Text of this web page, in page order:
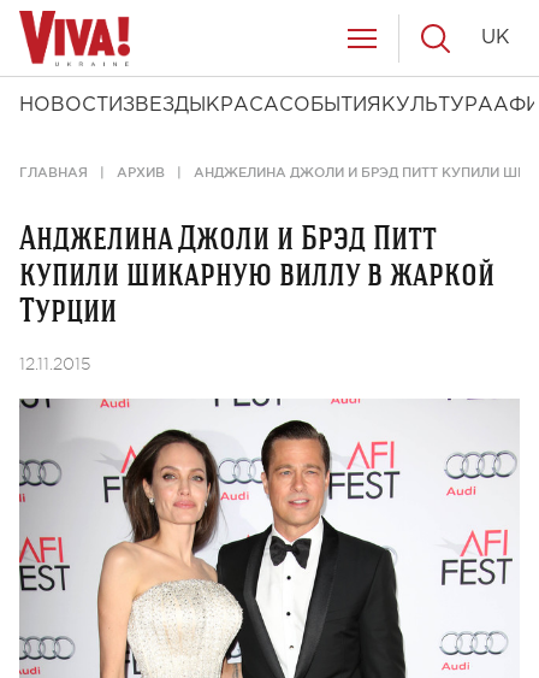
НОВОСТИ ЗВЕЗДЫ КРАСАСОБЫТИЯ КУЛЬТУРА
UK
ГЛАВНАЯ АРХИВ АНДЖЕЛИНА ДЖОЛИ И БРЭД ПИТТ КУПИЛИ
Анджелина Джоли и Брэд Питт
купили шикарную виллу в жаркой
Турции
12.11.2015